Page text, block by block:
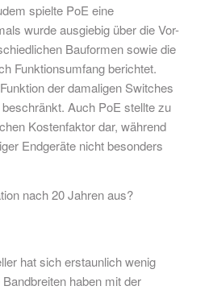
spielte PoE eine
wurde ausgiebig über die Vor-
Bauformen sowie die
Funktionsumfang berichtet.
der damaligen Switches
Auch PoE stellte zu
Kostenfaktor dar, während
Endgeräte nicht besonders
nach 20 Jahren aus?
hat sich erstaunlich wenig
haben mit der